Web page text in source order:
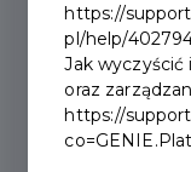
na odcinku od
Sienkiewicza w
(Uwaga! W razie
obrębie
w godz. od 14:00
https://
pl/help/
Jak wyczyścić
oraz
https://